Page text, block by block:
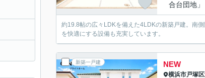
合台団地
約19.8帖の広々LDKを備えた4LDKの新築戸建。南
を快適にする設備も充実しています。
新築一戸建 NEW
横浜市戸塚区